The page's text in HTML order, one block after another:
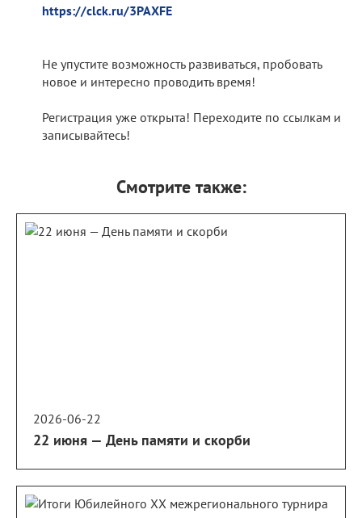
https://clck.ru/3PAXFE
Не упустите возможность развиваться, пробовать
новое и интересно проводить время!
Регистрация уже открыта! Переходите по ссылкам и
записывайтесь!
Смотрите также:
2026-06-22
22 июня — День памяти и скорби